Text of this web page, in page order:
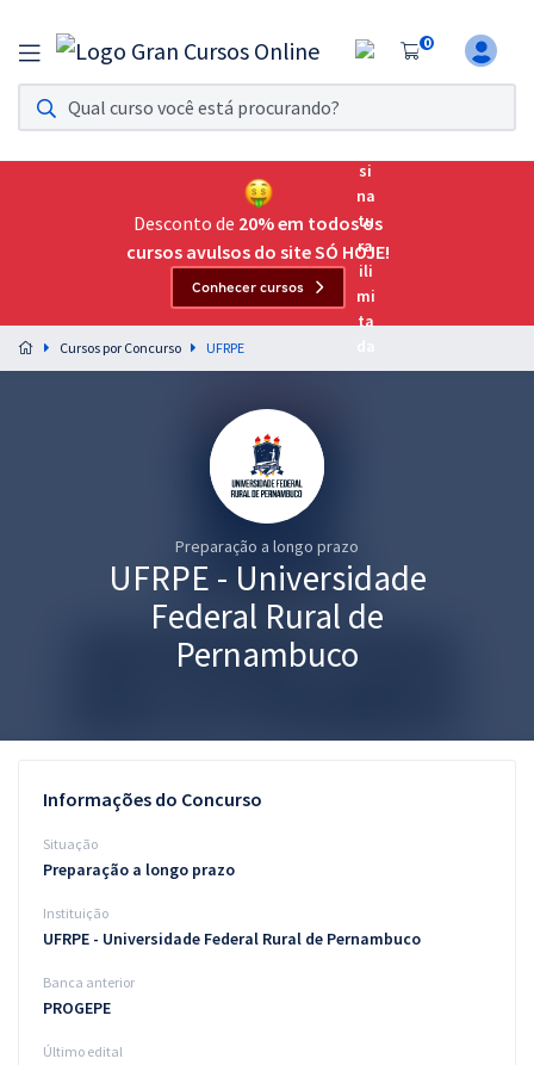
0
Assinatura Ilimitada 11
Acesso a todos os cursos. Teste grátis por 7 dias!
Assinatura OAB Até Passar
Acesso ilimitado a toda preparação para o Exame da
Preparação completa e intensiva para as principais
residências em saúde do Brasil
Blog
Aprovados
Atendimento
Desconto de 20% em todos os
cursos avulsos do site SÓ HOJE!
Conhecer cursos
Cursos por Concurso UFRPE
Preparação a longo prazo
UFRPE - Universidade
Federal Rural de
Pernambuco
Informações do Concurso
Situação
Preparação a longo prazo
Instituição
UFRPE - Universidade Federal Rural de Pernambuco
Banca anterior
PROGEPE
Último edital